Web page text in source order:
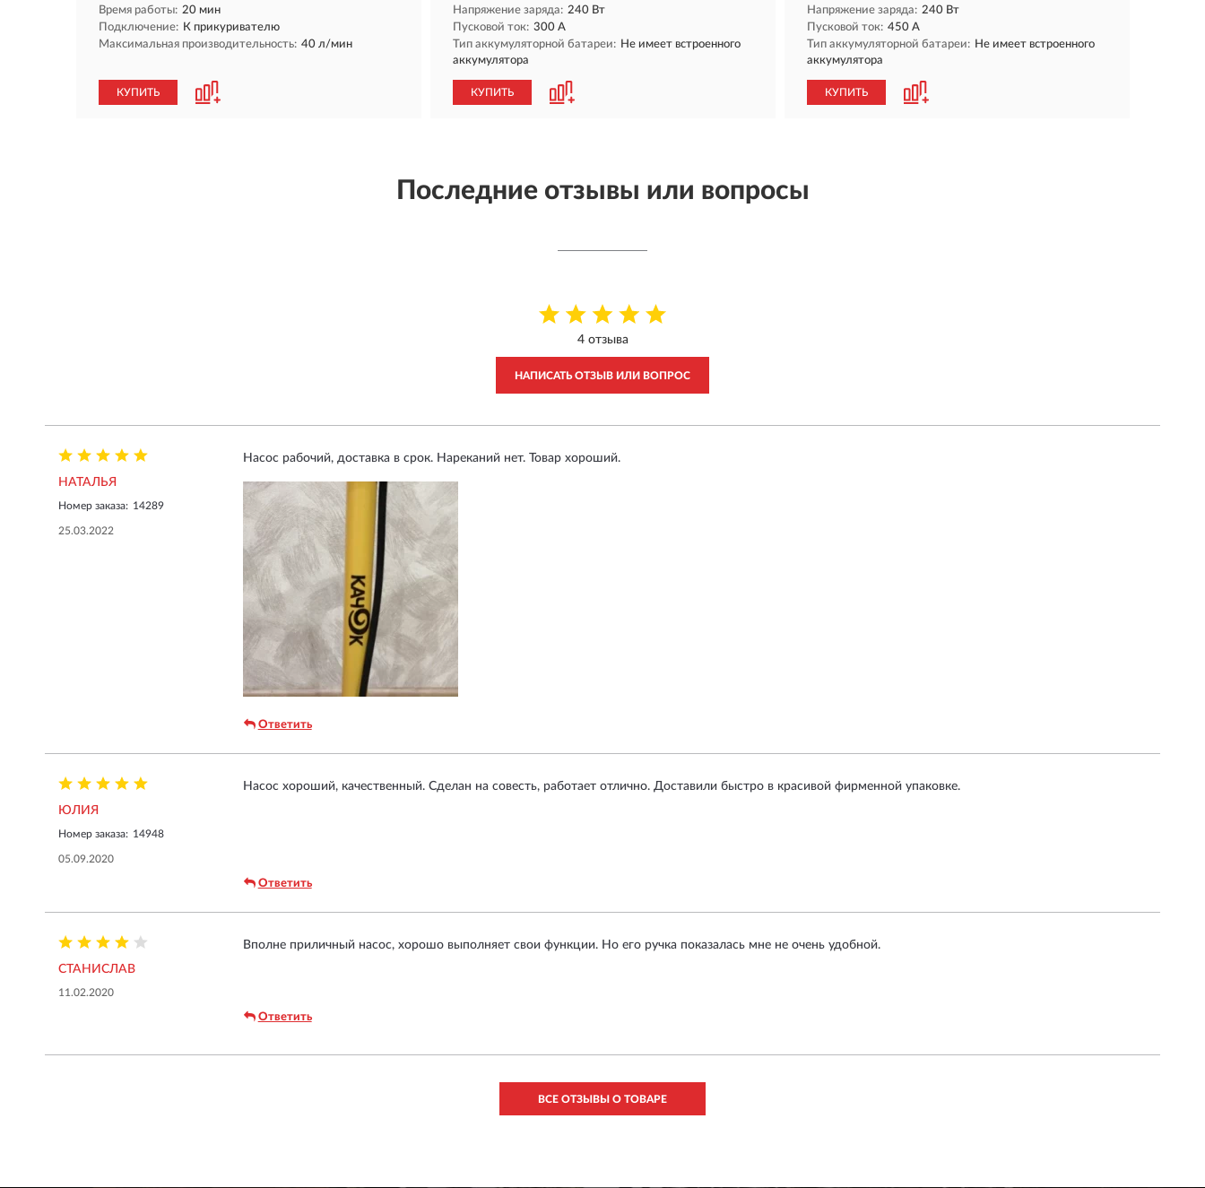
Время работы: 20 мин
Подключение: К прикуривателю
Максимальная производительность: 40 л/мин
КУПИТЬ
Напряжение заряда: 240 Вт
Пусковой ток: 300 A
Тип аккумуляторной батареи: Не имеет встроенного
аккумулятора
КУПИТЬ
Напряжение заряда: 240 Вт
Пусковой ток: 450 A
Тип аккумуляторной батареи: Не имеет встроенного
аккумулятора
КУПИТЬ
Последние отзывы или вопросы
4 отзыва
НАПИСАТЬ ОТЗЫВ ИЛИ ВОПРОС
НАТАЛЬЯ
Номер заказа: 14289
25.03.2022
Насос рабочий, доставка в срок. Нареканий нет. Товар хороший.
Ответить
ЮЛИЯ
Номер заказа: 14948
05.09.2020
Насос хороший, качественный. Сделан на совесть, работает отлично. Доставили быстро в красивой фирменной упаковке.
Ответить
СТАНИСЛАВ
11.02.2020
Вполне приличный насос, хорошо выполняет свои функции. Но его ручка показалась мне не очень удобной.
Ответить
ВСЕ ОТЗЫВЫ О ТОВАРЕ